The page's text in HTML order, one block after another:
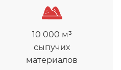
10 000 м³
сыпучих
материалов